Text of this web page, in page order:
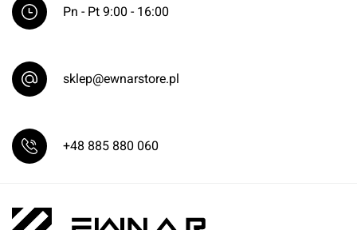
Pn - Pt 9:00 - 16:00
sklep@ewnarstore.pl
+48 885 880 060